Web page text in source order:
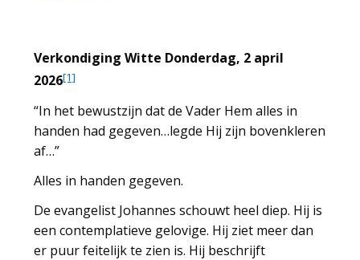
Verkondiging Witte Donderdag, 2 april
2026[1]
“In het bewustzijn dat de Vader Hem alles in
handen had gegeven…legde Hij zijn bovenkleren
af…”
Alles in handen gegeven.
De evangelist Johannes schouwt heel diep. Hij is
een contemplatieve gelovige. Hij ziet meer dan
er puur feitelijk te zien is. Hij beschrijft